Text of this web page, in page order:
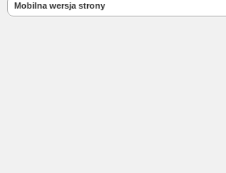
Mobilna wersja strony